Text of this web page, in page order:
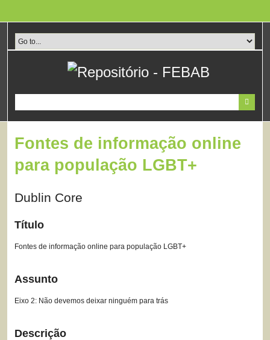
conteúdo
principal
Fontes de informação online
para população LGBT+
Dublin Core
Título
Fontes de informação online para população LGBT+
Assunto
Eixo 2: Não devemos deixar ninguém para trás
Descrição